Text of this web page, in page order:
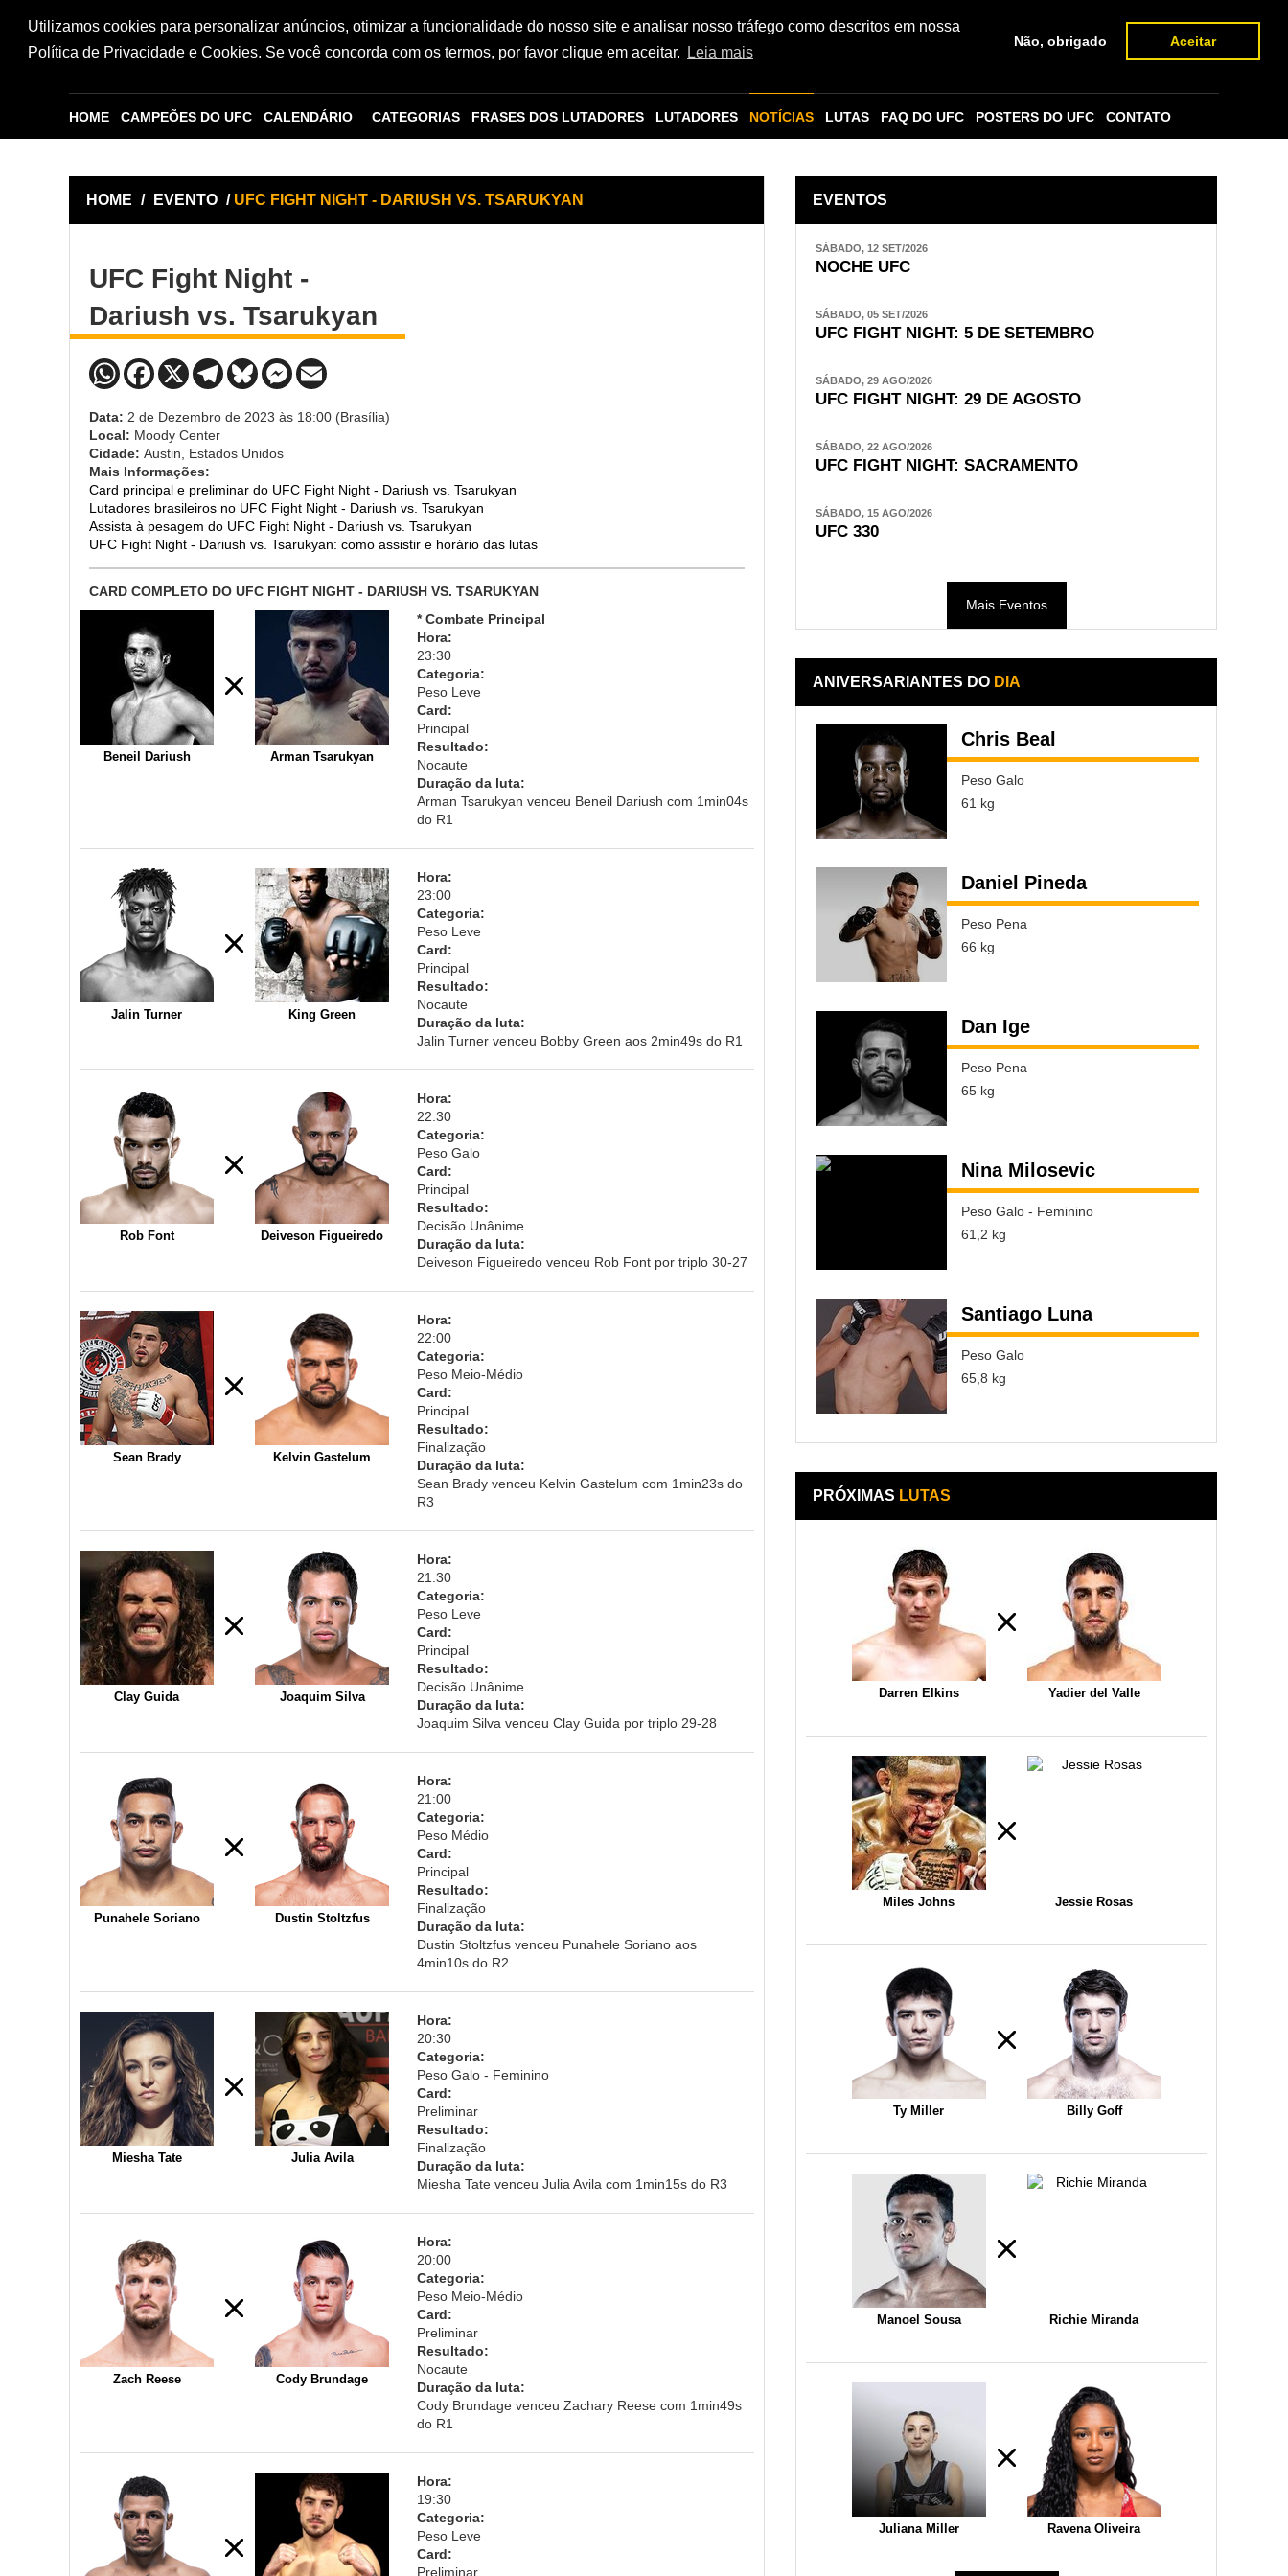
Utilizamos cookies para personalizar anúncios, otimizar a funcionalidade do nosso site e analisar nosso tráfego como descritos em nossa
Política de Privacidade e Cookies. Se você concorda com os termos, por favor clique em aceitar.
Leia mais
Não, obrigado Aceitar
HOME CAMPEÕES DO UFC CALENDÁRIO CATEGORIAS FRASES DOS LUTADORES LUTADORES NOTÍCIAS LUTAS FAQ DO UFC POSTERS DO UFC CONTATO
HOME / EVENTO / UFC FIGHT NIGHT - DARIUSH VS. TSARUKYAN
UFC Fight Night -
Dariush vs. Tsarukyan
Data: 2 de Dezembro de 2023 às 18:00 (Brasília)
Local: Moody Center
Cidade: Austin, Estados Unidos
Mais Informações:
Card principal e preliminar do UFC Fight Night - Dariush vs. Tsarukyan
Lutadores brasileiros no UFC Fight Night - Dariush vs. Tsarukyan
Assista à pesagem do UFC Fight Night - Dariush vs. Tsarukyan
UFC Fight Night - Dariush vs. Tsarukyan: como assistir e horário das lutas
CARD COMPLETO DO UFC FIGHT NIGHT - DARIUSH VS. TSARUKYAN
Beneil Dariush Arman Tsarukyan
* Combate Principal
Hora:
23:30
Categoria:
Peso Leve
Card:
Principal
Resultado:
Nocaute
Duração da luta:
Arman Tsarukyan venceu Beneil Dariush com 1min04s
do R1
Jalin Turner King Green
Hora:
23:00
Categoria:
Peso Leve
Card:
Principal
Resultado:
Nocaute
Duração da luta:
Jalin Turner venceu Bobby Green aos 2min49s do R1
Rob Font Deiveson Figueiredo
Hora:
22:30
Categoria:
Peso Galo
Card:
Principal
Resultado:
Decisão Unânime
Duração da luta:
Deiveson Figueiredo venceu Rob Font por triplo 30-27
Sean Brady Kelvin Gastelum
Hora:
22:00
Categoria:
Peso Meio-Médio
Card:
Principal
Resultado:
Finalização
Duração da luta:
Sean Brady venceu Kelvin Gastelum com 1min23s do
R3
Clay Guida Joaquim Silva
Hora:
21:30
Categoria:
Peso Leve
Card:
Principal
Resultado:
Decisão Unânime
Duração da luta:
Joaquim Silva venceu Clay Guida por triplo 29-28
Punahele Soriano Dustin Stoltzfus
Hora:
21:00
Categoria:
Peso Médio
Card:
Principal
Resultado:
Finalização
Duração da luta:
Dustin Stoltzfus venceu Punahele Soriano aos
4min10s do R2
Miesha Tate Julia Avila
Hora:
20:30
Categoria:
Peso Galo - Feminino
Card:
Preliminar
Resultado:
Finalização
Duração da luta:
Miesha Tate venceu Julia Avila com 1min15s do R3
Zach Reese Cody Brundage
Hora:
20:00
Categoria:
Peso Meio-Médio
Card:
Preliminar
Resultado:
Nocaute
Duração da luta:
Cody Brundage venceu Zachary Reese com 1min49s
do R1
Hora:
19:30
Categoria:
Peso Leve
Card:
Preliminar
EVENTOS
SÁBADO, 12 SET/2026
NOCHE UFC
SÁBADO, 05 SET/2026
UFC FIGHT NIGHT: 5 DE SETEMBRO
SÁBADO, 29 AGO/2026
UFC FIGHT NIGHT: 29 DE AGOSTO
SÁBADO, 22 AGO/2026
UFC FIGHT NIGHT: SACRAMENTO
SÁBADO, 15 AGO/2026
UFC 330
Mais Eventos
ANIVERSARIANTES DO DIA
Chris Beal
Peso Galo
61 kg
Daniel Pineda
Peso Pena
66 kg
Dan Ige
Peso Pena
65 kg
Nina Milosevic
Peso Galo - Feminino
61,2 kg
Santiago Luna
Peso Galo
65,8 kg
PRÓXIMAS LUTAS
Darren Elkins Yadier del Valle
Miles Johns Jessie Rosas
Ty Miller Billy Goff
Manoel Sousa Richie Miranda
Juliana Miller Ravena Oliveira